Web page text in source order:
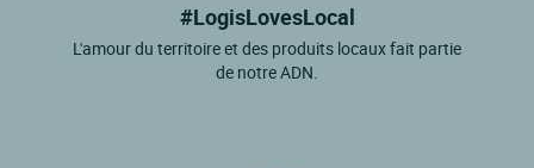
#LogisLovesLocal
L'amour du territoire et des produits locaux fait partie
de notre ADN.